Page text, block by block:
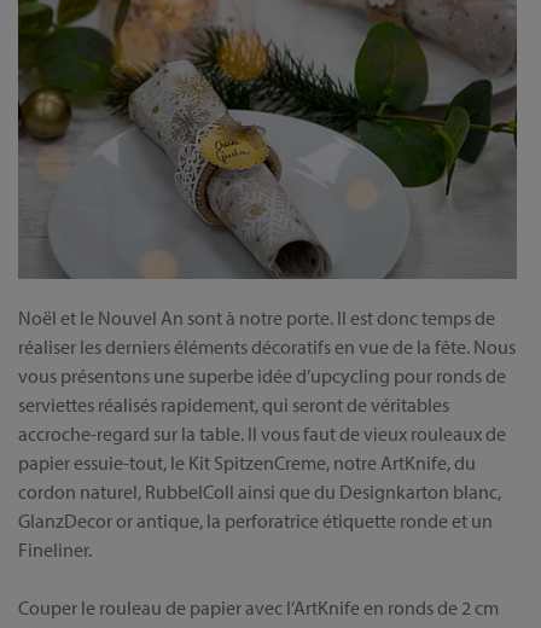
Noël et le Nouvel An sont à notre porte. Il est donc temps de
réaliser les derniers éléments décoratifs en vue de la fête. Nous
vous présentons une superbe idée d’upcycling pour ronds de
serviettes réalisés rapidement, qui seront de véritables
accroche-regard sur la table. Il vous faut de vieux rouleaux de
papier essuie-tout, le Kit SpitzenCreme, notre ArtKnife, du
cordon naturel, RubbelColl ainsi que du Designkarton blanc,
GlanzDecor or antique, la perforatrice étiquette ronde et un
Fineliner.
Couper le rouleau de papier avec l’ArtKnife en ronds de 2 cm